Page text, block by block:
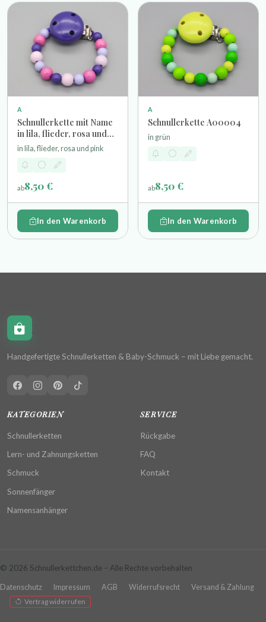
A
Schnullerkette mit Name
in lila, flieder, rosa und
pink
in lila, flieder, rosa und pink
ab8,50 €
In den Warenkorb
A
Schnullerkette A00004
in grün
ab8,50 €
In den Warenkorb
Handgefertigte Schnullerketten & Baby-Schmuck – mit Liebe gemacht.
KATEGORIEN
Schnullerketten
Lern- und Zahnungsketten
Schmuck
Sonnenfänger
Namensanhänger
SERVICE
Rückgabe
FAQ
Kontakt
© 2026 Schnullerkettchen.de – Alle Rechte vorbehalten
Datenschutz Impressum AGB Widerrufsrecht
Versand & Zahlung
Vertrag widerrufen